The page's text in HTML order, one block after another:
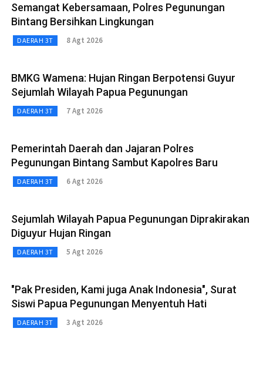
Semangat Kebersamaan, Polres Pegunungan
Bintang Bersihkan Lingkungan
DAERAH 3T 8 Agt 2026
BMKG Wamena: Hujan Ringan Berpotensi Guyur
Sejumlah Wilayah Papua Pegunungan
DAERAH 3T 7 Agt 2026
Pemerintah Daerah dan Jajaran Polres
Pegunungan Bintang Sambut Kapolres Baru
DAERAH 3T 6 Agt 2026
Sejumlah Wilayah Papua Pegunungan Diprakirakan
Diguyur Hujan Ringan
DAERAH 3T 5 Agt 2026
"Pak Presiden, Kami juga Anak Indonesia", Surat
Siswi Papua Pegunungan Menyentuh Hati
DAERAH 3T 3 Agt 2026